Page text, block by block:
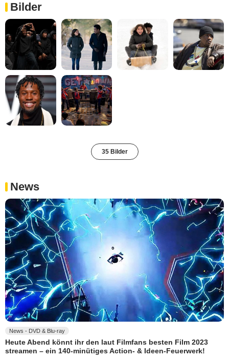
Bilder
35 Bilder
News
News - DVD & Blu-ray
Heute Abend könnt ihr den laut Filmfans besten Film 2023
streamen – ein 140-minütiges Action- & Ideen-Feuerwerk!